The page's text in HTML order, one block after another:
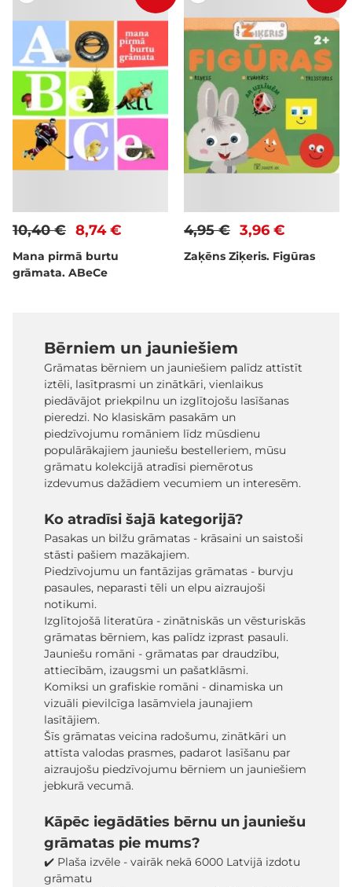
8,74 €
10,40 €
Mana pirmā burtu
grāmata. ABeCe
3,96 €
4,95 €
Zaķēns Ziķeris. Figūras
Bērniem un jauniešiem
Grāmatas bērniem un jauniešiem palīdz attīstīt
iztēli, lasītprasmi un zinātkāri, vienlaikus
piedāvājot priekpilnu un izglītojošu lasīšanas
pieredzi. No klasiskām pasakām un
piedzīvojumu romāniem līdz mūsdienu
populārākajiem jauniešu bestelleriem, mūsu
grāmatu kolekcijā atradīsi piemērotus
izdevumus dažādiem vecumiem un interesēm.
Ko atradīsi šajā kategorijā?
Pasakas un bilžu grāmatas - krāsaini un saistoši
stāsti pašiem mazākajiem.
Piedzīvojumu un fantāzijas grāmatas - burvju
pasaules, neparasti tēli un elpu aizraujoši
notikumi.
Izglītojošā literatūra - zinātniskās un vēsturiskās
grāmatas bērniem, kas palīdz izprast pasauli.
Jauniešu romāni - grāmatas par draudzību,
attiecībām, izaugsmi un pašatklāsmi.
Komiksi un grafiskie romāni - dinamiska un
vizuāli pievilcīga lasāmviela jaunajiem
lasītājiem.
Šīs grāmatas veicina radošumu, zinātkāri un
attīsta valodas prasmes, padarot lasīšanu par
aizraujošu piedzīvojumu bērniem un jauniešiem
jebkurā vecumā.
Kāpēc iegādāties bērnu un jauniešu
grāmatas pie mums?
✔️ Plaša izvēle - vairāk nekā 6000 Latvijā izdotu
grāmatu